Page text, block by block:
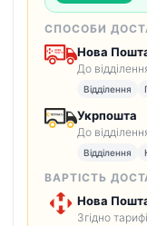
СПОСОБИ
Нова
До
Відділення
Укрпошта
До
Відділення
ВАРТІСТЬ
Нова
Згідно